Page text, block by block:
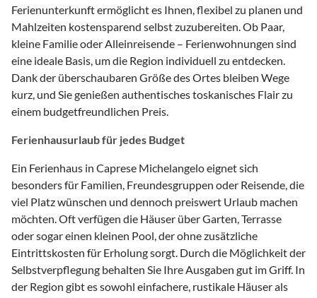
Ferienunterkunft ermöglicht es Ihnen, flexibel zu planen und
Mahlzeiten kostensparend selbst zuzubereiten. Ob Paar,
kleine Familie oder Alleinreisende – Ferienwohnungen sind
eine ideale Basis, um die Region individuell zu entdecken.
Dank der überschaubaren Größe des Ortes bleiben Wege
kurz, und Sie genießen authentisches toskanisches Flair zu
einem budgetfreundlichen Preis.
Ferienhausurlaub für jedes Budget
Ein Ferienhaus in Caprese Michelangelo eignet sich
besonders für Familien, Freundesgruppen oder Reisende, die
viel Platz wünschen und dennoch preiswert Urlaub machen
möchten. Oft verfügen die Häuser über Garten, Terrasse
oder sogar einen kleinen Pool, der ohne zusätzliche
Eintrittskosten für Erholung sorgt. Durch die Möglichkeit der
Selbstverpflegung behalten Sie Ihre Ausgaben gut im Griff. In
der Region gibt es sowohl einfachere, rustikale Häuser als